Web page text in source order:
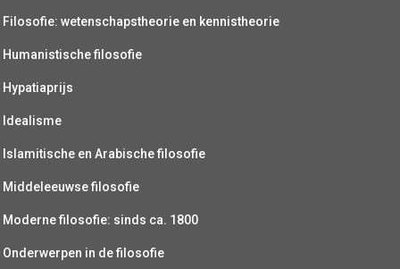
Filosofie: wetenschapstheorie en kennistheorie
Humanistische filosofie
Hypatiaprijs
Idealisme
Islamitische en Arabische filosofie
Middeleeuwse filosofie
Moderne filosofie: sinds ca. 1800
Onderwerpen in de filosofie